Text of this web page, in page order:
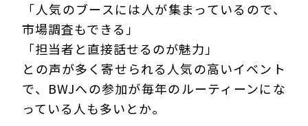
「人気のブースには人が集まっているので、
市場調査もできる」
「担当者と直接話せるのが魅力」
との声が多く寄せられる人気の高いイベント
で、BWJへの参加が毎年のルーティーンにな
っている人も多いとか。